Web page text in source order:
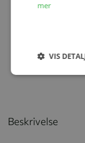
Beskrivelse
mer
VIS